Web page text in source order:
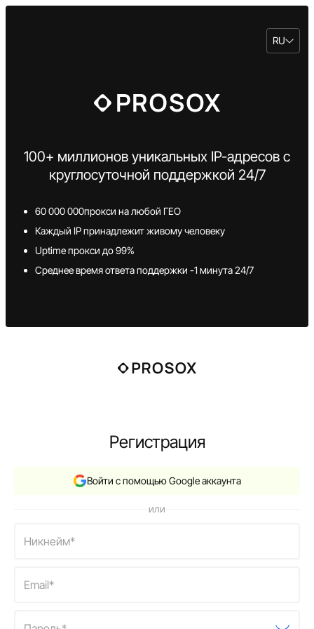
Регистрация
Войти с помощью Google аккаунта
или
Никнейм*
Email*
RU
100+ миллионов уникальных IP-адресов с
круглосуточной поддержкой 24/7
60 000 000прокси на любой ГЕО
Каждый IP принадлежит живому человеку
Uptime прокси до 99%
Среднее время ответа поддержки -1 минута 24/7